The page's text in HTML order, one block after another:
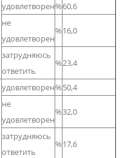
удовлетворен%60,6
не
удовлетворен
%16,0
затрудняюсь
ответить
%23,4
удовлетворен%50,4
не
удовлетворен
%32,0
затрудняюсь
ответить
%17,6